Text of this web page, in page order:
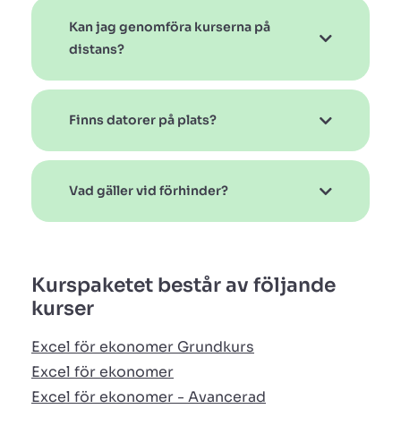
Kan jag genomföra kurserna på
distans?
Finns datorer på plats?
Vad gäller vid förhinder?
Kurspaketet består av följande
kurser
Excel för ekonomer Grundkurs
Excel för ekonomer
Excel för ekonomer - Avancerad